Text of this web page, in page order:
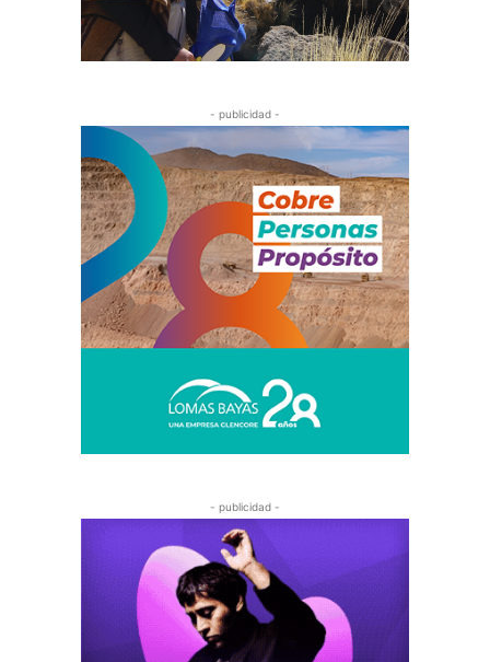
- publicidad -
- publicidad -